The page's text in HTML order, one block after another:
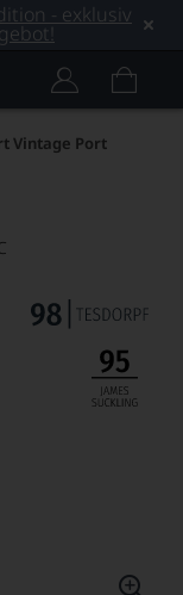
- exklusiv
Vintage Port